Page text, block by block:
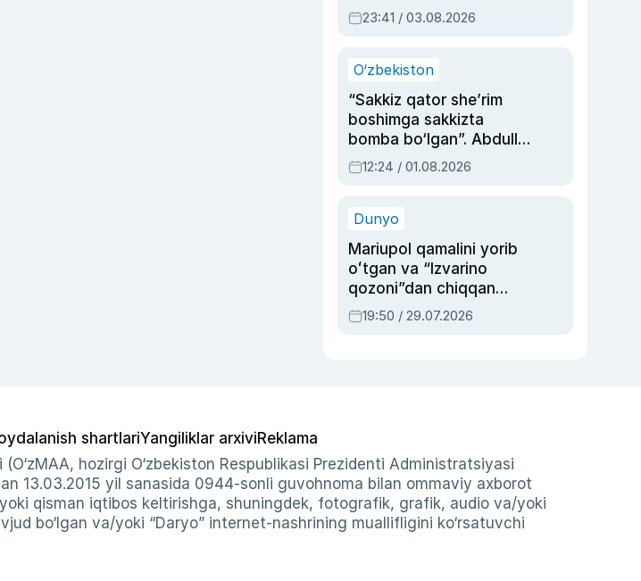
ayolga sud hukmi o‘qildi
23:41 / 03.08.2026
O‘zbekiston
“Sakkiz qator she’rim
boshimga sakkizta
bomba bo‘lgan”. Abdulla
Oripovni siyosiy
ayblovlardan asrab
12:24 / 01.08.2026
Dunyo
Mariupol qamalini yorib
oʻtgan va “Izvarino
qozoni”dan chiqqan
qahramon — Ukraina
armiyasi bosh
19:50 / 29.07.2026
shartlariYangiliklar arxiviReklama
hozirgi O‘zbekiston Respublikasi Prezidenti Administratsiyasi
13.03.2015 yil sanasida 0944-sonli guvohnoma bilan ommaviy axborot
qisman iqtibos keltirishga, shuningdek, fotografik, grafik, audio va/yoki
bo‘lgan va/yoki “Daryo” internet-nashrining muallifligini ko‘rsatuvchi